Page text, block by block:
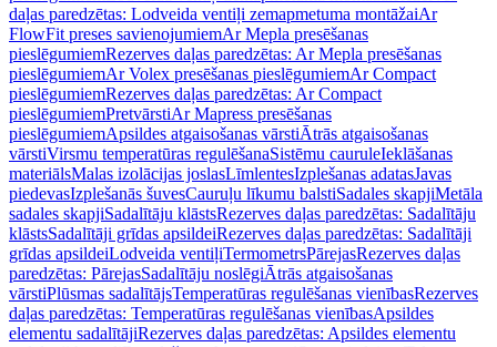
daļas paredzētas: Lodveida ventiļi zemapmetuma montāžaiAr
FlowFit preses savienojumiemAr Mepla presēšanas
pieslēgumiemRezerves daļas paredzētas: Ar Mepla presēšanas
pieslēgumiemAr Volex presēšanas pieslēgumiemAr Compact
pieslēgumiemRezerves daļas paredzētas: Ar Compact
pieslēgumiemPretvārstiAr Mapress presēšanas
pieslēgumiemApsildes atgaisošanas vārstiĀtrās atgaisošanas
vārstiVirsmu temperatūras regulēšanaSistēmu cauruleIeklāšanas
materiālsMalas izolācijas joslasLīmlentesIzplešanas adatasJavas
piedevasIzplešanās šuvesCauruļu līkumu balstiSadales skapjiMetāla
sadales skapjiSadalītāju klāstsRezerves daļas paredzētas: Sadalītāju
klāstsSadalītāji grīdas apsildeiRezerves daļas paredzētas: Sadalītāji
grīdas apsildeiLodveida ventiļiTermometrsPārejasRezerves daļas
paredzētas: PārejasSadalītāju noslēgiĀtrās atgaisošanas
vārstiPlūsmas sadalītājsTemperatūras regulēšanas vienībasRezerves
daļas paredzētas: Temperatūras regulēšanas vienībasApsildes
elementu sadalītājiRezerves daļas paredzētas: Apsildes elementu